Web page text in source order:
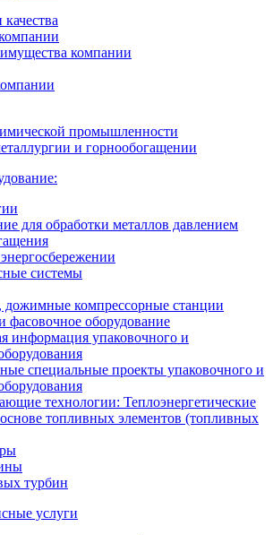
компании
промышленности
и горнообогащении
для обработки металлов давлением
системы
дожимные компрессорные станции
фасовочное оборудование
информация упаковочного и
специальные проекты упаковочного и
технологии: Теплоэнергетические
топливных элементов (топливных
турбин
услуги